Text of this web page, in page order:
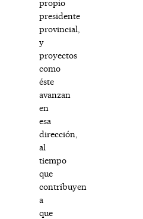
propio
presidente
provincial,
y
proyectos
como
éste
avanzan
en
esa
dirección,
al
tiempo
que
contribuyen
a
que